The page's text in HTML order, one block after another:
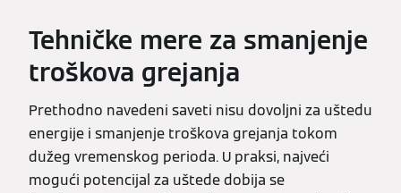
Tehničke mere za smanjenje
troškova grejanja
Prethodno navedeni saveti nisu dovoljni za uštedu
energije i smanjenje troškova grejanja tokom
dužeg vremenskog perioda. U praksi, najveći
mogući potencijal za uštede dobija se